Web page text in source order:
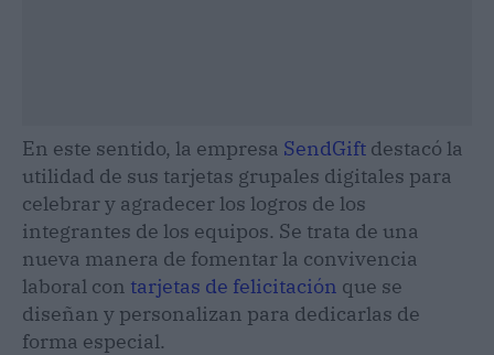
En este sentido, la empresa SendGift destacó la
utilidad de sus tarjetas grupales digitales para
celebrar y agradecer los logros de los
integrantes de los equipos. Se trata de una
nueva manera de fomentar la convivencia
laboral con tarjetas de felicitación que se
diseñan y personalizan para dedicarlas de
forma especial.